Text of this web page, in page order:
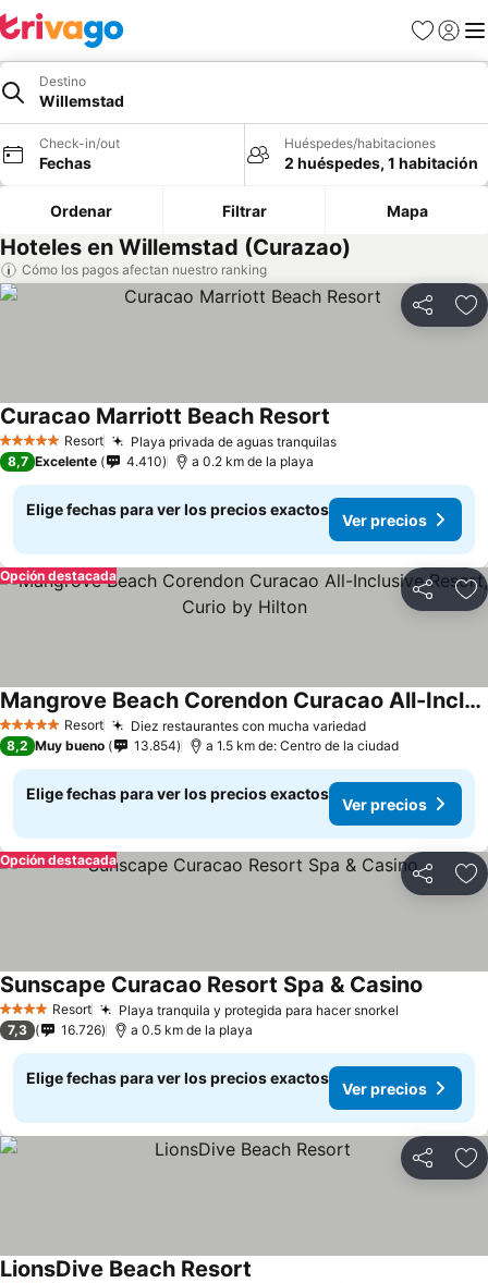
Favoritos
Iniciar
Destino
Willemstad
Check-in/out
Fechas
Huéspedes/habitaciones
2 huéspedes, 1 habitación
Ordenar Filtrar Mapa
Hoteles en Willemstad (Curazao)
Cómo los pagos afectan nuestro ranking
Compartir
5 Estrellas Resort Playa privada de aguas tranquilas
Curacao Marriott Beach Resort
8,7 Excelente 4.410 a 0.2 km de la playa
Elige fechas para ver los precios exactos
Ver precios
Compartir
Opción destacada
5 Estrellas Resort Diez restaurantes con mucha variedad
Mangrove Beach Corendon Curacao All-Inclusive Resort, Curio by Hilton
8,2 Muy bueno 13.854 a 1.5 km de: Centro de la ciudad
Elige fechas para ver los precios exactos
Ver precios
Compartir
Opción destacada
4 EstrellasResort Playa tranquila y protegida para hacer snorkel
Sunscape Curacao Resort Spa & Casino
7,3 16.726 a 0.5 km de la playa
Elige fechas para ver los precios exactos
Ver precios
Compartir
LionsDive Beach Resort